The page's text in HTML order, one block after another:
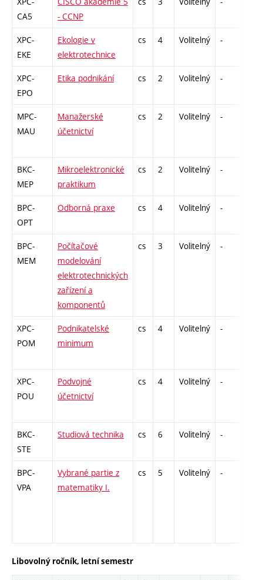
CA5
- CCNP
XPC-
EKE
Ekologie v
elektrotechnice
cs 4 Volitelný -
XPC-
EPO
Etika podnikání cs 2 Volitelný -
MPC-
MAU
Manažerské
účetnictví
cs 2 Volitelný -
BKC-
MEP
Mikroelektronické
praktikum
cs 2 Volitelný -
BPC-
OPT
Odborná praxe cs 4 Volitelný -
BPC-
MEM
Počítačové
modelování
elektrotechnických
zařízení a
komponentů
cs 3 Volitelný -
XPC-
POM
Podnikatelské
minimum
cs 4 Volitelný -
XPC-
POU
Podvojné
účetnictví
cs 4 Volitelný -
BKC-
STE
Studiová technika cs 6 Volitelný -
BPC-
VPA
Vybrané partie z
matematiky I.
cs 5 Volitelný -
Libovolný ročník, letní semestr